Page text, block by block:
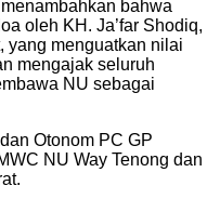
bahwa
oleh KH. Ja’far Shodiq,
yang menguatkan nilai
mengajak seluruh
NU sebagai
Otonom PC GP
NU Way Tenong dan